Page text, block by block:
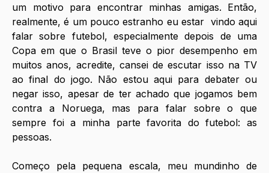
um motivo para encontrar minhas amigas. Então,
realmente, é um pouco estranho eu estar  vindo aqui
falar sobre futebol, especialmente depois de uma
Copa em que o Brasil teve o pior desempenho em
muitos anos, acredite, cansei de escutar isso na TV
ao final do jogo. Não estou aqui para debater ou
negar isso, apesar de ter achado que jogamos bem
contra a Noruega, mas para falar sobre o que
sempre foi a minha parte favorita do futebol: as
pessoas.
Começo pela pequena escala, meu mundinho de